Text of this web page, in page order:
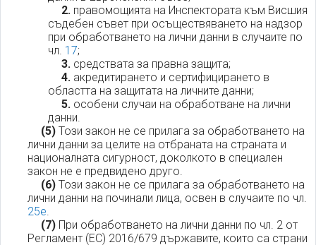
2.правомощията на Инспектората към Висшия
съдебен съвет при осъществяването на надзор
при обработването на лични данни в случаите по
чл. 17;
3.средствата за правна защита;
4.акредитирането и сертифицирането в
областта на защитата на личните данни;
5.особени случаи на обработване на лични
данни.
(5) Този закон не се прилага за обработването на
лични данни за целите на отбраната на страната и
националната сигурност, доколкото в специален
закон не е предвидено друго.
(6) Този закон не се прилага за обработването на
лични данни на починали лица, освен в случаите по чл.
25е.
(7) При обработването на лични данни по чл. 2 от
Регламент (ЕС) 2016/679 държавите, които са страни